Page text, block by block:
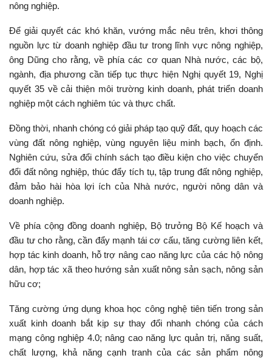
nông nghiệp.
Để giải quyết các khó khăn, vướng mắc nêu trên, khơi thông
nguồn lực từ doanh nghiệp đầu tư trong lĩnh vực nông nghiệp,
ông Dũng cho rằng, về phía các cơ quan Nhà nước, các bộ,
ngành, địa phương cần tiếp tục thực hiện Nghị quyết 19, Nghị
quyết 35 về cải thiện môi trường kinh doanh, phát triển doanh
nghiệp một cách nghiêm túc và thực chất.
Đồng thời, nhanh chóng có giải pháp tạo quỹ đất, quy hoạch các
vùng đất nông nghiệp, vùng nguyên liệu minh bạch, ổn định.
Nghiên cứu, sửa đổi chính sách tạo điều kiện cho việc chuyển
đổi đất nông nghiệp, thúc đẩy tích tụ, tập trung đất nông nghiệp,
đảm bảo hài hòa lợi ích của Nhà nước, người nông dân và
doanh nghiệp.
Về phía cộng đồng doanh nghiệp, Bộ trưởng Bộ Kế hoạch và
đầu tư cho rằng, cần đẩy mạnh tái cơ cấu, tăng cường liên kết,
hợp tác kinh doanh, hỗ trợ nâng cao năng lực của các hộ nông
dân, hợp tác xã theo hướng sản xuất nông sản sạch, nông sản
hữu cơ;
Tăng cường ứng dụng khoa học công nghệ tiên tiến trong sản
xuất kinh doanh bắt kịp sự thay đổi nhanh chóng của cách
mạng công nghiệp 4.0; nâng cao năng lực quản trị, năng suất,
chất lượng, khả năng cạnh tranh của các sản phẩm nông